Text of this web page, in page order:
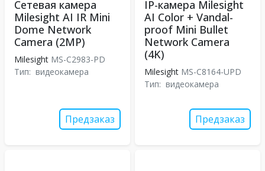
Сетевая камера
Milesight AI IR Mini
Dome Network
Camera (2MP)
Milesight MS-C2983-PD
Тип: видеокамера
Предзаказ
IP-камера Milesight
AI Color + Vandal-
proof Mini Bullet
Network Camera
(4K)
Milesight MS-C8164-UPD
Тип: видеокамера
Предзаказ